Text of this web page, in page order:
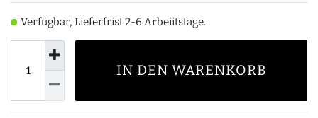
Verfügbar, Lieferfrist 2-6 Arbeiitstage.
IN DEN WARENKORB